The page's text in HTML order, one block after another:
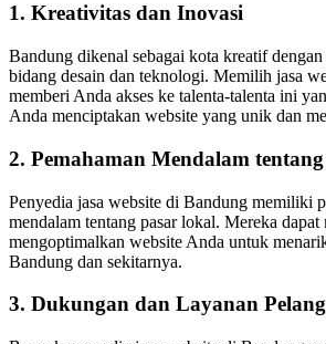
1. Kreativitas dan Inovasi
Bandung dikenal sebagai kota kreatif
bidang desain dan teknologi. Memilih jasa
memberi Anda akses ke talenta-talenta ini
Anda menciptakan website yang unik dan
2. Pemahaman Mendalam
Penyedia jasa website di Bandung memiliki
mendalam tentang pasar lokal. Mereka dapat
mengoptimalkan website Anda untuk
Bandung dan sekitarnya.
3. Dukungan dan Layanan